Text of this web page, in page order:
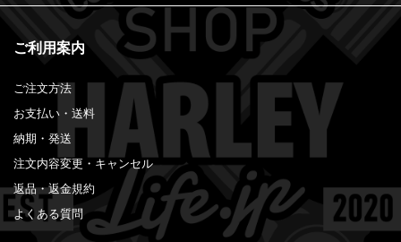
ご利用案内
ご注文方法
お支払い・送料
納期・発送
注文内容変更・キャンセル
返品・返金規約
よくある質問